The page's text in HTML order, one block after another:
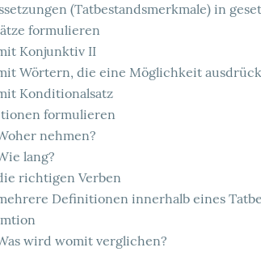
(Tatbestandsmerkmale) in
formulieren
Konjunktiv II
Wörtern, die eine Möglichkeit
Konditionalsatz
formulieren
nehmen?
lang?
richtigen Verben
Definitionen innerhalb eines
wird womit verglichen?